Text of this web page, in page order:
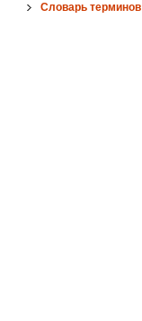
Словарь терминов